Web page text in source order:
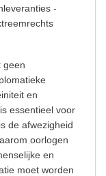
-
geen
en
essentieel voor
de afwezigheid
oorlogen
en
moet worden